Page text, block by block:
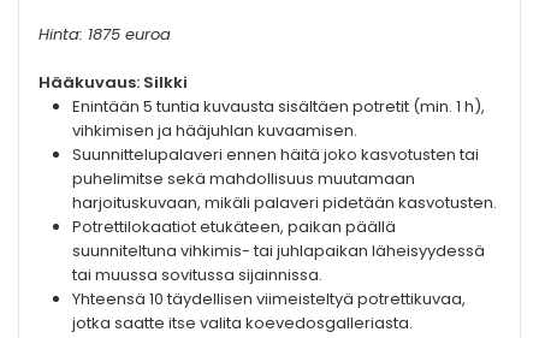
Hinta: 1875 euroa
Hääkuvaus: Silkki
Enintään 5 tuntia kuvausta sisältäen potretit (min. 1 h),
vihkimisen ja hääjuhlan kuvaamisen.
Suunnittelupalaveri ennen häitä joko kasvotusten tai
puhelimitse sekä mahdollisuus muutamaan
harjoituskuvaan, mikäli palaveri pidetään kasvotusten.
Potrettilokaatiot etukäteen, paikan päällä
suunniteltuna vihkimis- tai juhlapaikan läheisyydessä
tai muussa sovitussa sijainnissa.
Yhteensä 10 täydellisen viimeisteltyä potrettikuvaa,
jotka saatte itse valita koevedosgalleriasta.